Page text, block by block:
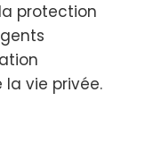
protection
vie privée.